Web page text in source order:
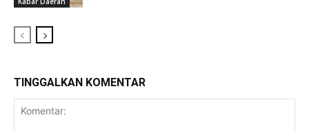
TINGGALKAN KOMENTAR